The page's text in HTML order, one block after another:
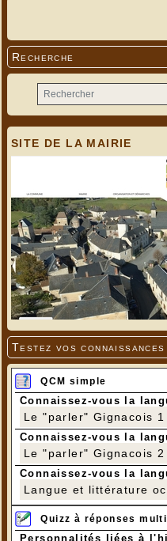
Recherche
SITE DE LA MAIRIE
Testez vos
QCM simple
Connaissez-vous la
Le "parler" Gignacois 1
Connaissez-vous la
Le "parler" Gignacois 2
Connaissez-vous la
Langue et littérature
Quizz à réponses
Personnalités liées à